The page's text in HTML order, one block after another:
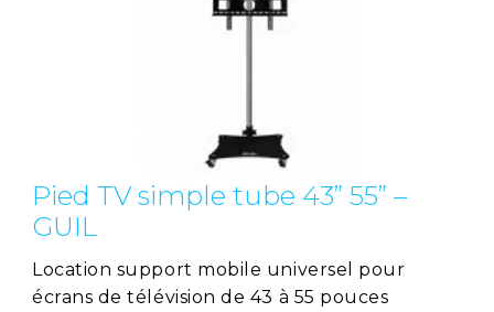
Pied TV simple tube 43” 55” –
GUIL
Location support mobile universel pour
écrans de télévision de 43 à 55 pouces